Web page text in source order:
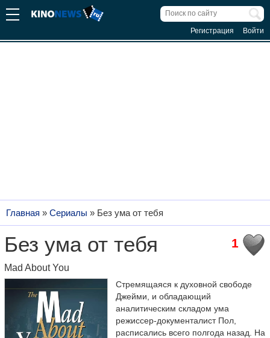
Регистрация Войти
Главная » Сериалы » Без ума от тебя
1
Без ума от тебя
Mad About You
Стремящаяся к духовной свободе
Джейми, и обладающий
аналитическим складом ума
режиссер-документалист Пол,
расписались всего полгода назад. На